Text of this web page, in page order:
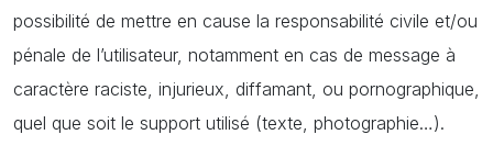
possibilité de mettre en cause la responsabilité civile et/ou
pénale de l’utilisateur, notamment en cas de message à
caractère raciste, injurieux, diffamant, ou pornographique,
quel que soit le support utilisé (texte, photographie…).